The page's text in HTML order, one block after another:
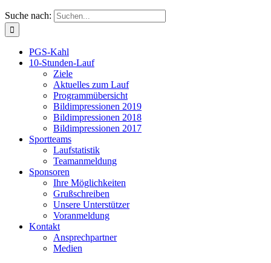
Suche nach:
PGS-Kahl
10-Stunden-Lauf
Ziele
Aktuelles zum Lauf
Programmübersicht
Bildimpressionen 2019
Bildimpressionen 2018
Bildimpressionen 2017
Sportteams
Laufstatistik
Teamanmeldung
Sponsoren
Ihre Möglichkeiten
Grußschreiben
Unsere Unterstützer
Voranmeldung
Kontakt
Ansprechpartner
Medien